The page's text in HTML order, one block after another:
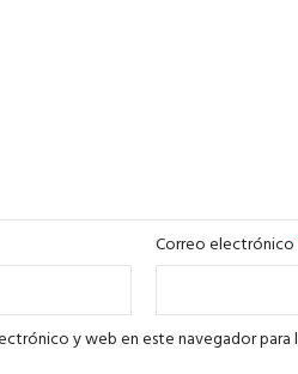
Correo electrónico
y web en este navegador